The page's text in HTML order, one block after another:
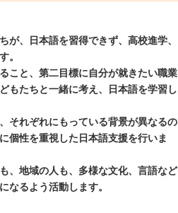
が、日本語を習得できず、高校進学、
。
こと、第二目標に自分が就きたい職業
もたちと一緒に考え、日本語を学習し
それぞれにもっている背景が異なるの
個性を重視した日本語支援を行いま
、地域の人も、多様な文化、言語など
なるよう活動します。